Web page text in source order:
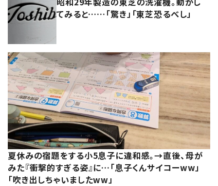
てみると……「驚き」「東芝恐るべし」
夏休みの宿題をする小5息子に違和感。→直後、母が
みた『衝撃的すぎる姿』に…「息子くんサイコーww」
「吹き出しちゃいましたww」